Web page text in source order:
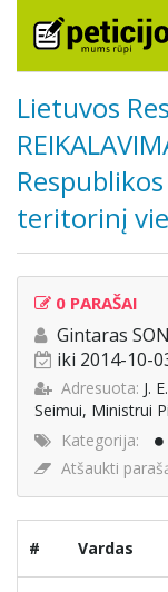
Lietuvos
teritorinį
0 PARAŠAI
Gintaras
iki 2014-10-
Adresuota: J.
Seimui, Ministrui
Kategorija:
Atšaukti
# Vardas